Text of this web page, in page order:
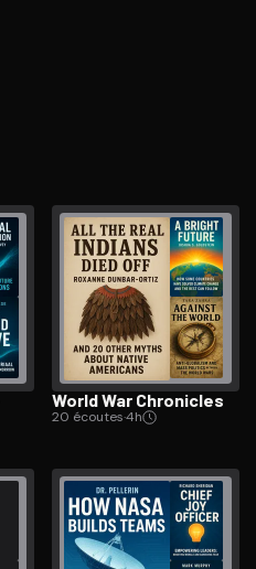
World War Chronicles
20 écoutes·4h